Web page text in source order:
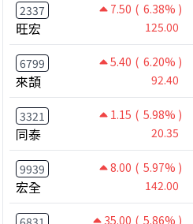
2337 7.50 ( 6.38% )
旺宏 125.00
6799 5.40 ( 6.20% )
來頡 92.40
3321 1.15 ( 5.98% )
同泰 20.35
9939 8.00 ( 5.97% )
宏全 142.00
35.00 ( 5.86% )